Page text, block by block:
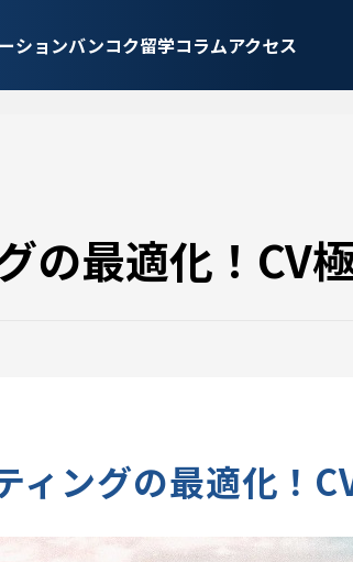
ションバンコク留学コラムアクセス
の最適化！CV極
ィングの最適化！